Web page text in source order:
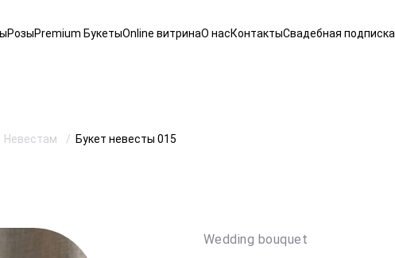
РозыPremium БукетыOnline витринаО насКонтактыСвадебная подписка
Невестам Букет невесты 015
Wedding bouquet